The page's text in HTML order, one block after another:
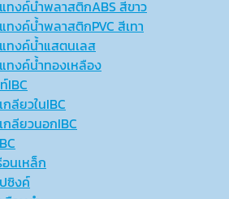
ทงค์น้ำพลาสติกABS สีขาว
ทงค์น้ำพลาสติกPVC สีเทา
ทงค์น้ำแสตนเลส
ทงค์น้ำทองเหลือง
IBC
ลียวในIBC
กลียวนอกIBC
อนเหล็ก
ซิงค์